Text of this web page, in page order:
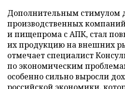
Дополнительным стимулом
производственных
и пищепрома с АПК, стал
их продукцию на внешних
отмечает специалист
по экономическим
особенно сильно выросли